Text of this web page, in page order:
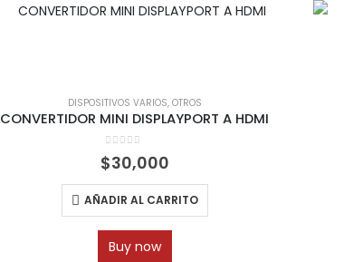
DISPOSITIVOS VARIOS, OTROS
CONVERTIDOR MINI DISPLAYPORT A HDMI
0 out of 5
$30,000
AÑADIR AL CARRITO
Buy now